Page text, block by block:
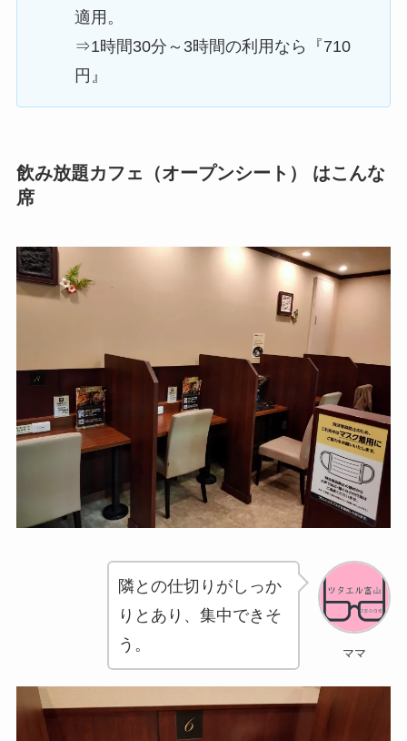
適用。
⇒1時間30分～3時間の利用なら『710
円』
飲み放題カフェ（オープンシート） はこんな
席
ママ
隣との仕切りがしっか
りとあり、集中できそ
う。